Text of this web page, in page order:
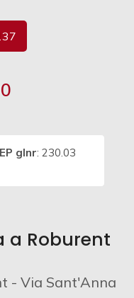
EP glnr: 230.03
a Roburent
- Via Sant'Anna